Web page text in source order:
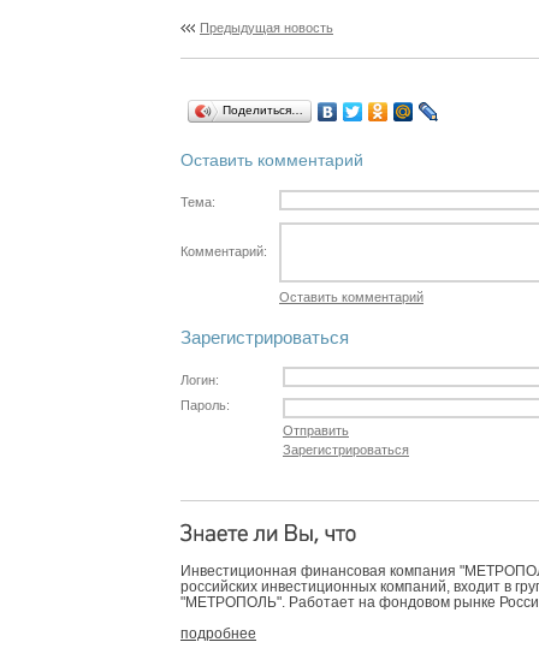
Предыдущая новость
Поделиться…
Оставить комментарий
Тема:
Комментарий:
Оставить комментарий
Зарегистрироваться
Логин:
Пароль:
Отправить
Зарегистрироваться
Инвестиционная финансовая компания
российских инвестиционных компаний, входит в
"МЕТРОПОЛЬ". Работает на фондовом рынке
подробнее